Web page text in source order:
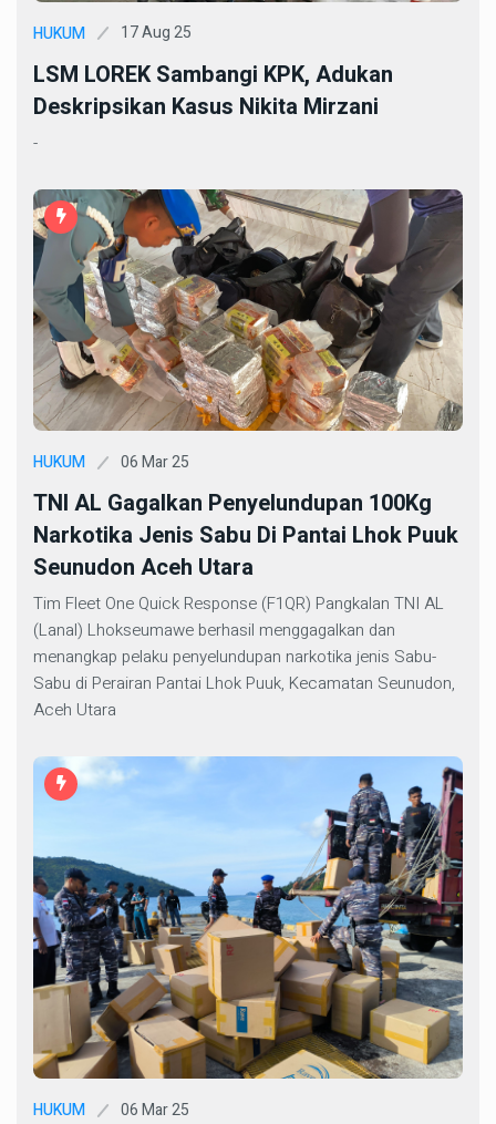
HUKUM 17 Aug 25
LSM LOREK Sambangi KPK, Adukan
Deskripsikan Kasus Nikita Mirzani
-
HUKUM 06 Mar 25
TNI AL Gagalkan Penyelundupan 100Kg
Narkotika Jenis Sabu Di Pantai Lhok Puuk
Seunudon Aceh Utara
Tim Fleet One Quick Response (F1QR) Pangkalan TNI AL
(Lanal) Lhokseumawe berhasil menggagalkan dan
menangkap pelaku penyelundupan narkotika jenis Sabu-
Sabu di Perairan Pantai Lhok Puuk, Kecamatan Seunudon,
Aceh Utara
HUKUM 06 Mar 25